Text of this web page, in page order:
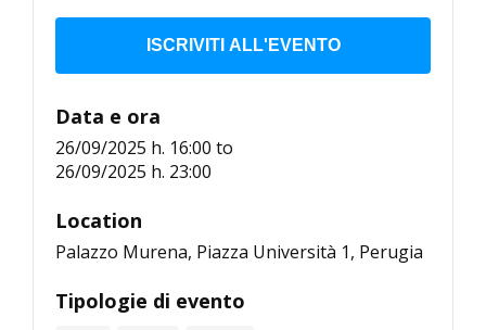
ISCRIVITI ALL'EVENTO
Data e ora
26/09/2025 h. 16:00 to
26/09/2025 h. 23:00
Location
Palazzo Murena, Piazza Università 1, Perugia
Tipologie di evento